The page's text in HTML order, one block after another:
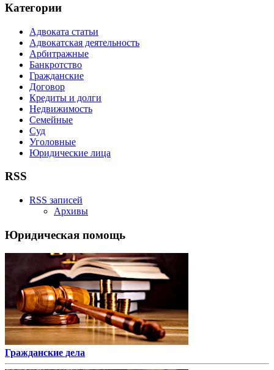
Категории
Адвоката статьи
Адвокатская деятельность
Арбитражные
Банкротство
Гражданские
Договор
Кредиты и долги
Недвижимость
Семейные
Суд
Уголовные
Юридические лица
RSS
RSS записей
Архивы
Юридическая помощь
Гражданские дела